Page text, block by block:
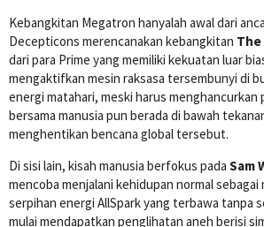
Kebangkitan Megatron hanyalah awal dari
Decepticons merencanakan kebangkitan The
dari para Prime yang memiliki kekuatan luar
mengaktifkan mesin raksasa tersembunyi di
energi matahari, meski harus
bersama manusia pun berada di bawah
menghentikan bencana global tersebut.
Di sisi lain, kisah manusia berfokus pada Sam
mencoba menjalani kehidupan normal sebagai
serpihan energi AllSpark yang terbawa tanpa
mulai mendapatkan penglihatan aneh berisi